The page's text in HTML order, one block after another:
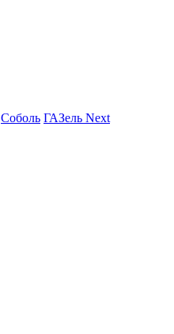
Соболь ГАЗель Next